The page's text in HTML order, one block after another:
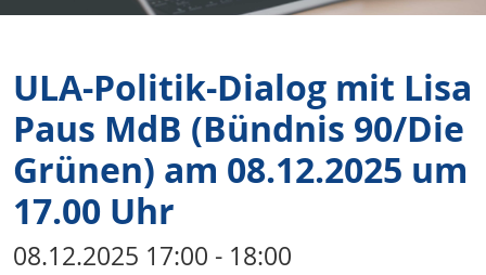
ULA-Politik-Dialog mit Lisa
Paus MdB (Bündnis 90/Die
Grünen) am 08.12.2025 um
17.00 Uhr
08.12.2025 17:00 - 18:00